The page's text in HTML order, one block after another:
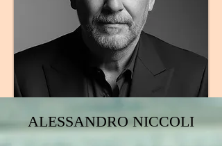
ALESSANDRO NICCOLI